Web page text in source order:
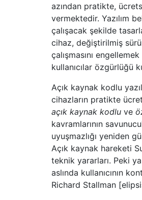
azından pratikte,
vermektedir. Yazılım
çalışacak şekilde
cihaz, değiştirilmiş
çalışmasını
kullanıcılar özgürlüğü
Açık kaynak kodlu
cihazların pratikte
açık kaynak kodlu ve
kavramlarının
uyuşmazlığı yeniden
Açık kaynak hareketi
teknik yararları. Peki ya
aslında kullanıcının
Richard Stallman